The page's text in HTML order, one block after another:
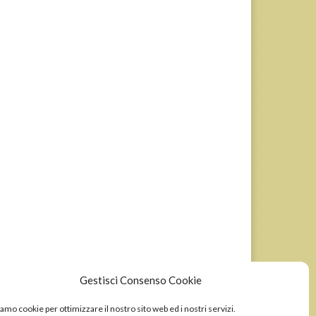
Gestisci Consenso Cookie
cookie per ottimizzare il nostro sito web ed i nostri servizi.